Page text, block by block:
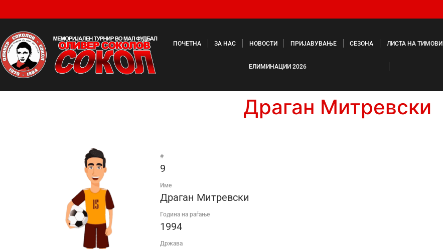
ПОЧЕТНА ЗА НАС НОВОСТИ ПРИЈАВУВАЊЕ СЕЗОНА ЛИСТА НА ТИМОВИ
ЕЛИМИНАЦИИ 2026
Драган Митревски
#
9
Име
Драган Митревски
Година на раѓање
1994
Држава